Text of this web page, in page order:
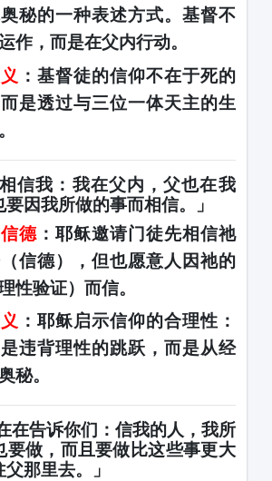
秘的一种表述方式。基督不
作，而是在父内行动。
：基督徒的信仰不在于死的
是透过与三位一体天主的生
信我：我在父内，父也在我
因我所做的事而相信。」
德：耶稣邀请门徒先相信祂
信德），但也愿意人因祂的
性验证）而信。
：耶稣启示信仰的合理性：
违背理性的跳跃，而是从经
秘。
在告诉你们：信我的人，我所
要做，而且要做比这些事更大
那里去。」